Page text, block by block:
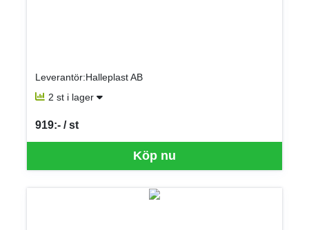
Leverantör:Halleplast AB
2 st i lager
Köp nu
919:- / st
SEK per ST